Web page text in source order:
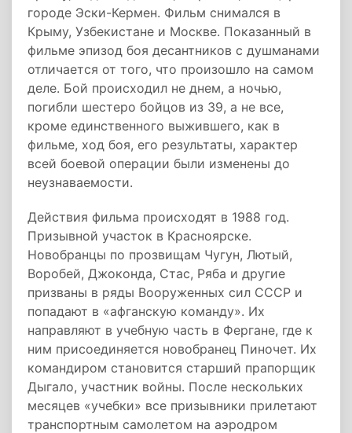
городе Эски-Кермен. Фильм снимался в
Крыму, Узбекистане и Москве. Показанный в
фильме эпизод боя десантников с душманами
отличается от того, что произошло на самом
деле. Бой происходил не днем, а ночью,
погибли шестеро бойцов из 39, а не все,
кроме единственного выжившего, как в
фильме, ход боя, его результаты, характер
всей боевой операции были изменены до
неузнаваемости.
Действия фильма происходят в 1988 год.
Призывной участок в Красноярске.
Новобранцы по прозвищам Чугун, Лютый,
Воробей, Джоконда, Стас, Ряба и другие
призваны в ряды Вооруженных сил СССР и
попадают в «афганскую команду». Их
направляют в учебную часть в Фергане, где к
ним присоединяется новобранец Пиночет. Их
командиром становится старший прапорщик
Дыгало, участник войны. После нескольких
месяцев «учебки» все призывники прилетают
транспортным самолетом на аэродром